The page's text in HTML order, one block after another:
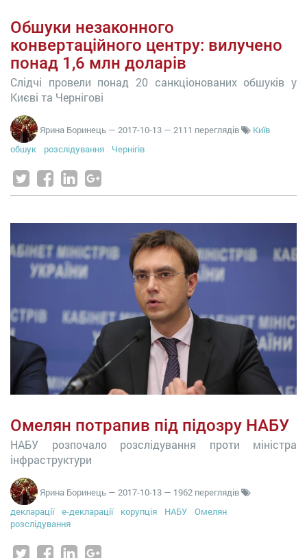
Обшуки незаконного
конвертаційного центру: вилучено
понад 1,6 млн доларів
Слідчі провели понад 20 санкціонованих обшуків у
Києві та Чернігові
Ярина Боринець — 2017-10-13 — 2111 переглядів
Київ
обшук
розслідування Чернігів
Омелян потрапив під підозру НАБУ
НАБУ розпочало розслідування проти міністра
інфраструктури
Ярина Боринець — 2017-10-13 — 1962 переглядів
декларації
е-декларації корупція НАБУ
Омелян
розслідування